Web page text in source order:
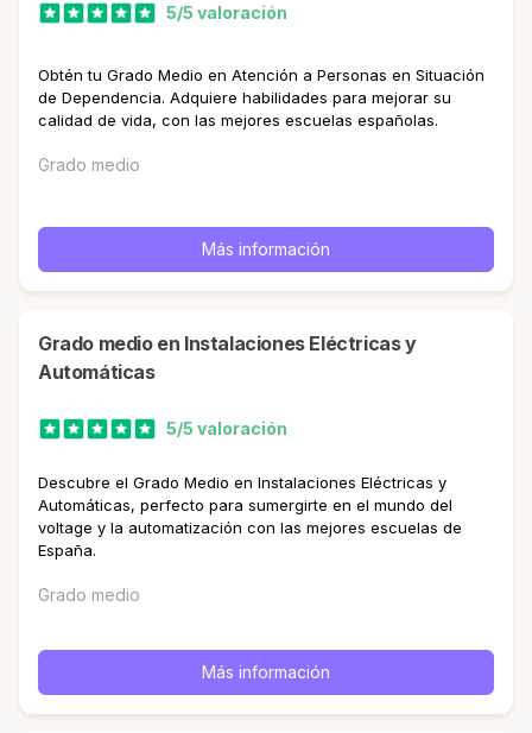
5/5 valoración
Obtén tu Grado Medio en Atención a Personas en Situación
de Dependencia. Adquiere habilidades para mejorar su
calidad de vida, con las mejores escuelas españolas.
Grado medio
Más información
Grado medio en Instalaciones Eléctricas y
Automáticas
5/5 valoración
Descubre el Grado Medio en Instalaciones Eléctricas y
Automáticas, perfecto para sumergirte en el mundo del
voltage y la automatización con las mejores escuelas de
España.
Grado medio
Más información